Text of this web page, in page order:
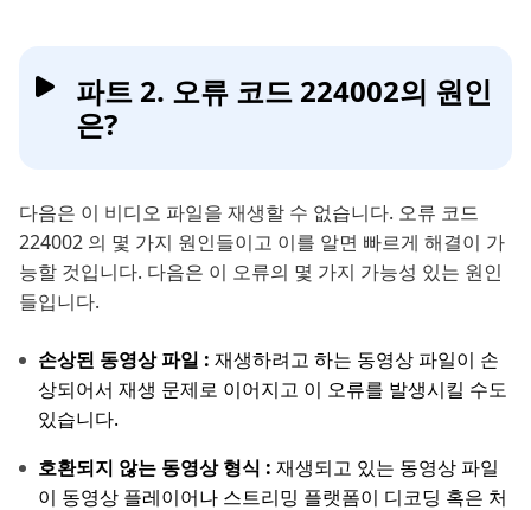
파트 2. 오류 코드 224002의 원인
은?
다음은 이 비디오 파일을 재생할 수 없습니다. 오류 코드
224002 의 몇 가지 원인들이고 이를 알면 빠르게 해결이 가
능할 것입니다. 다음은 이 오류의 몇 가지 가능성 있는 원인
들입니다.
손상된 동영상 파일 : 재생하려고 하는 동영상 파일이 손
상되어서 재생 문제로 이어지고 이 오류를 발생시킬 수도
있습니다.
호환되지 않는 동영상 형식 : 재생되고 있는 동영상 파일
이 동영상 플레이어나 스트리밍 플랫폼이 디코딩 혹은 처